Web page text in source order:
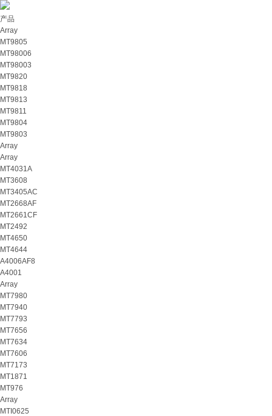
产品
Array
MT9805
MT98006
MT98003
MT9820
MT9818
MT9813
MT9811
MT9804
MT9803
Array
Array
MT4031A
MT3608
MT3405AC
MT2668AF
MT2661CF
MT2492
MT4650
MT4644
A4006AF8
A4001
Array
MT7980
MT7940
MT7793
MT7656
MT7634
MT7606
MT7173
MT1871
MT976
Array
MTI0625